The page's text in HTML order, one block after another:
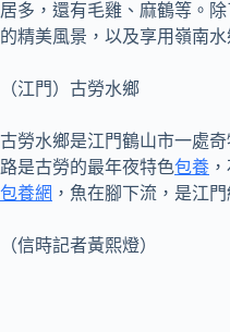
居多，還有毛雞、麻鶴等。
的精美風景，以及享用嶺南
（江門）古勞水鄉
古勞水鄉是江門鶴山市一處
路是古勞的最年夜特色包養
包養網 ，魚在腳下流，是江
（信時記者黃熙燈）